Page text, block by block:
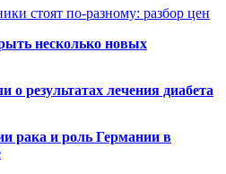
стоят по-разному: разбор цен
несколько новых
о результатах лечения диабета
рака и роль Германии в